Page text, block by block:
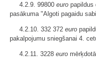
4.2.9. 99800 euro papildus
pasākuma "Algoti pagaidu
4.2.10. 332 372 euro
pakalpojumu sniegšanai 4.
4.2.11. 3228 euro